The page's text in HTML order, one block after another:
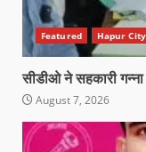
Featured Hapur
सीडीओ ने सहकारी गन्ना
August 7, 2026